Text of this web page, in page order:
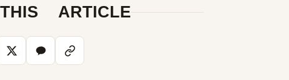
ARTICLE